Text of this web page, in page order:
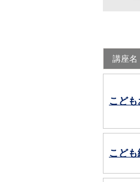
講座名
こど
こど